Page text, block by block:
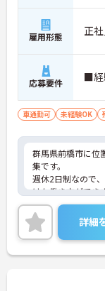
雇用形態 正
応募要件 ■経
車通勤可 未経験OK
群馬県前橋市に位
集です。
週休2日制なので
けた働き方ができ
しているので、未
でも安心してご勤
ご興味のある方に
に詳細をお話しい
さい！
詳細